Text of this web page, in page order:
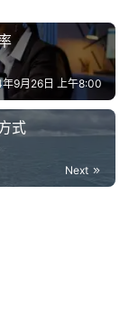
9月26日 上午8:00
式
Next